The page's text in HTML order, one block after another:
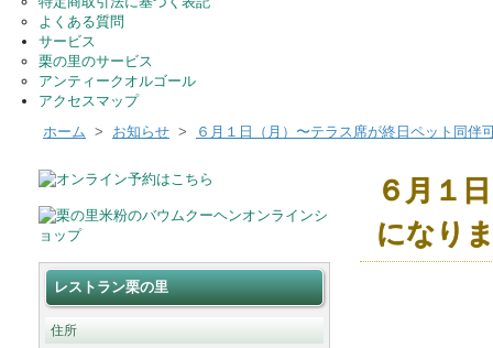
よくある質問
サービス
栗の里のサービス
アンティークオルゴール
アクセスマップ
ホーム > お知らせ > ６月１日（月）〜テラス席が終日ペット同伴
６月１
になり
レストラン栗の里
住所